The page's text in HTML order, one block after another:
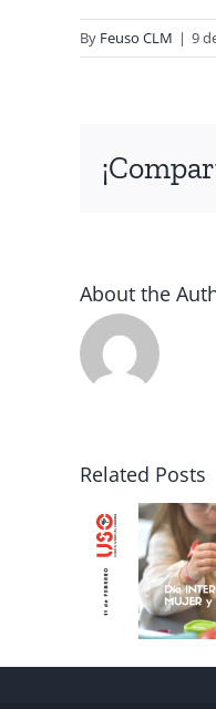
By Feuso CLM | 9
About the
Related Posts